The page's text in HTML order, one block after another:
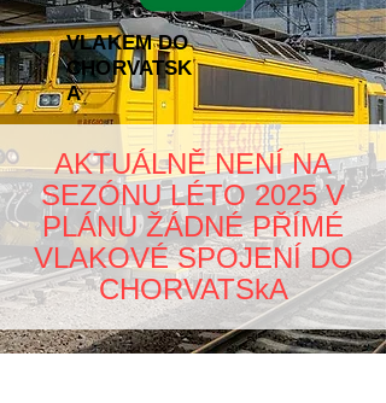
VLAKEM DO
CHORVATSK
A
AKTUÁLNĚ NENÍ NA
SEZÓNU LÉTO 2025 V
PLÁNU ŽÁDNÉ PŘÍMÉ
VLAKOVÉ SPOJENÍ DO
CHORVATSkA